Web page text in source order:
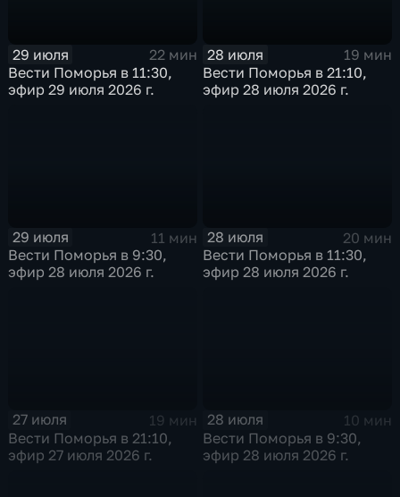
29 июля
22 мин
Вести Поморья в 11:30,
эфир 29 июля 2026 г.
28 июля
19 мин
Вести Поморья в 21:10,
эфир 28 июля 2026 г.
29 июля
11 мин
Вести Поморья в 9:30,
эфир 28 июля 2026 г.
28 июля
20 мин
Вести Поморья в 11:30,
эфир 28 июля 2026 г.
27 июля
19 мин
Вести Поморья в 21:10,
эфир 27 июля 2026 г.
28 июля
10 мин
Вести Поморья в 9:30,
эфир 28 июля 2026 г.